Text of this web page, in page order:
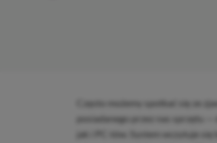
Często możemy spotkać się ze
posiadanego przez nas sprzętu
jak i PC-tów. System wczytuje